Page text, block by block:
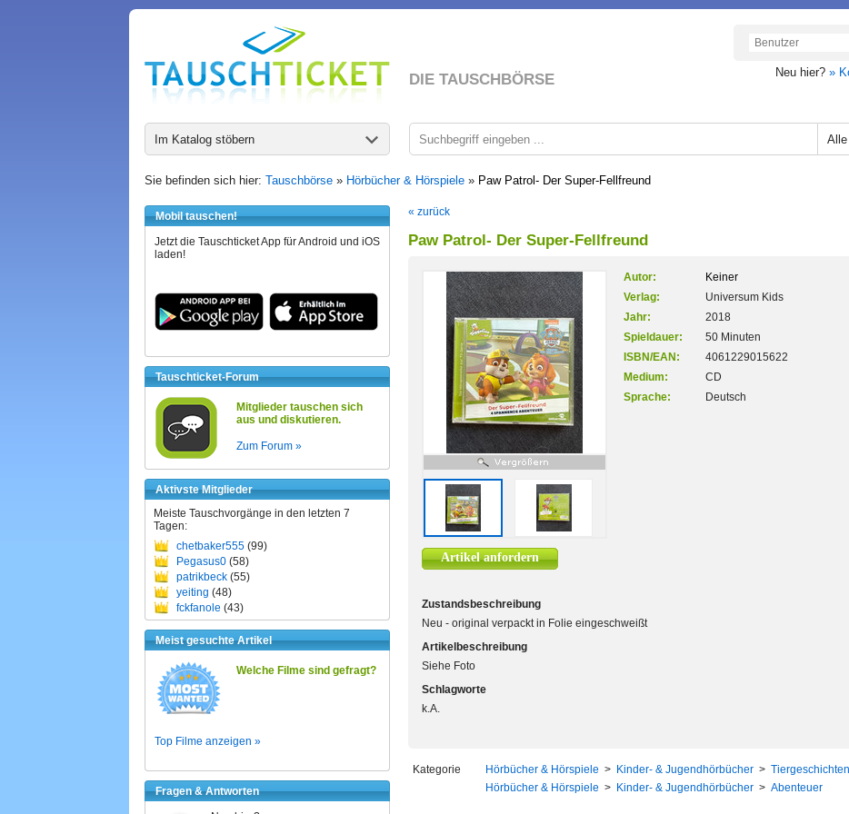
DIE TAUSCHBÖRSE Neu hier? »
Im Katalog stöbern
Sie befinden sich hier: Tauschbörse » Hörbücher & Hörspiele » Paw Patrol- Der Super-Fellfreund
Mobil tauschen!
Jetzt die Tauschticket App für Android und iOS
laden!
Tauschticket-Forum
Mitglieder tauschen sich
aus und diskutieren.
Zum Forum »
Aktivste Mitglieder
Meiste Tauschvorgänge in den letzten 7
Tagen:
chetbaker555 (99)
Pegasus0 (58)
patrikbeck (55)
yeiting (48)
fckfanole (43)
Meist gesuchte Artikel
Welche Filme sind gefragt?
Top Filme anzeigen »
Fragen & Antworten
« zurück
Paw Patrol- Der Super-Fellfreund
Artikel anfordern
Autor:
Keiner
Verlag:
Universum Kids
Jahr:
2018
Spieldauer:
50 Minuten
ISBN/EAN:
4061229015622
Medium:
CD
Sprache:
Deutsch
Zustandsbeschreibung
Neu - original verpackt in Folie eingeschweißt
Artikelbeschreibung
Siehe Foto
Schlagworte
k.A.
Kategorie Hörbücher & Hörspiele > Kinder- & Jugendhörbücher >
Hörbücher & Hörspiele > Kinder- & Jugendhörbücher > Abenteuer